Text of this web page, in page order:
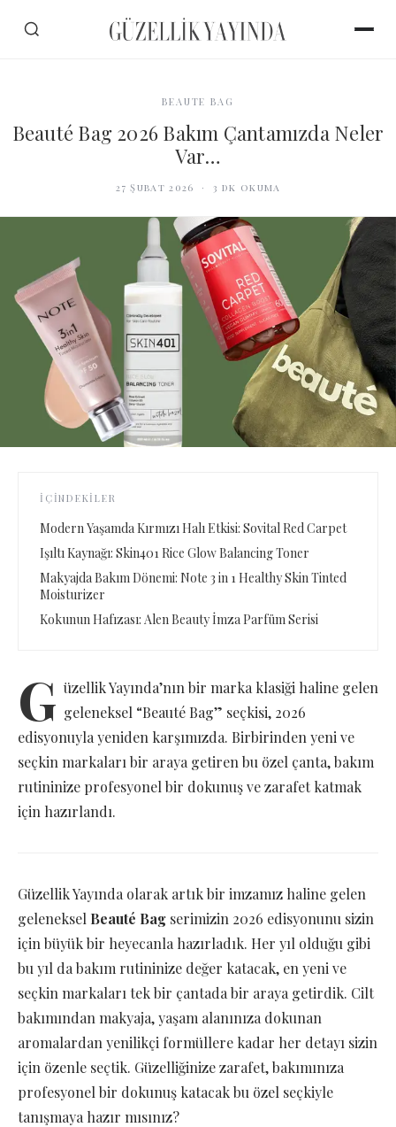
BEAUTE BAG
Beauté Bag 2026 Bakım Çantamızda Neler
Var…
27 Şubat 2026 ·3 dk okuma
İÇINDEKILER
Modern Yaşamda Kırmızı Halı Etkisi: Sovital Red Carpet
Işıltı Kaynağı: Skin401 Rice Glow Balancing Toner
Makyajda Bakım Dönemi: Note 3 in 1 Healthy Skin Tinted
Moisturizer
Kokunun Hafızası: Alen Beauty İmza Parfüm Serisi
G üzellik Yayında’nın bir marka klasiği haline gelen
geleneksel “Beauté Bag” seçkisi, 2026
edisyonuyla yeniden karşımızda. Birbirinden yeni ve
seçkin markaları bir araya getiren bu özel çanta, bakım
rutininize profesyonel bir dokunuş ve zarafet katmak
için hazırlandı.
Güzellik Yayında olarak artık bir imzamız haline gelen
geleneksel Beauté Bag serimizin 2026 edisyonunu sizin
için büyük bir heyecanla hazırladık. Her yıl olduğu gibi
bu yıl da bakım rutininize değer katacak, en yeni ve
seçkin markaları tek bir çantada bir araya getirdik. Cilt
bakımından makyaja, yaşam alanınıza dokunan
aromalardan yenilikçi formüllere kadar her detayı sizin
için özenle seçtik. Güzelliğinize zarafet, bakımınıza
profesyonel bir dokunuş katacak bu özel seçkiyle
tanışmaya hazır mısınız?